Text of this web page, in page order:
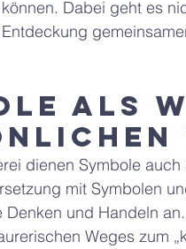
Dabei geht es
als
dienen Symbole
mit Symbolen
und Handeln
Weges zum